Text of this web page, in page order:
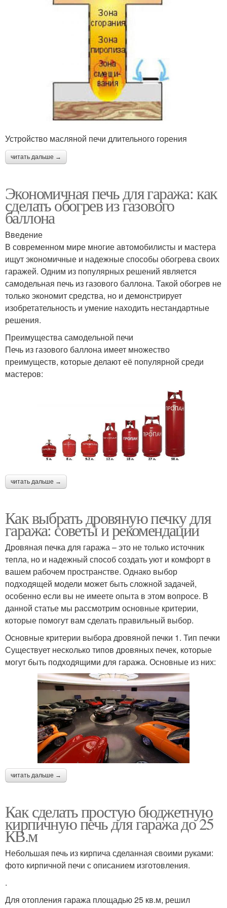
Устройство масляной печи длительного горения
читать дальше →
Экономичная печь для гаража: как
сделать обогрев из газового
баллона
Введение
В современном мире многие автомобилисты и мастера
ищут экономичные и надежные способы обогрева своих
гаражей. Одним из популярных решений является
самодельная печь из газового баллона. Такой обогрев не
только экономит средства, но и демонстрирует
изобретательность и умение находить нестандартные
решения.
Преимущества самодельной печи
Печь из газового баллона имеет множество
преимуществ, которые делают её популярной среди
мастеров:
читать дальше →
Как выбрать дровяную печку для
гаража: советы и рекомендации
Дровяная печка для гаража – это не только источник
тепла, но и надежный способ создать уют и комфорт в
вашем рабочем пространстве. Однако выбор
подходящей модели может быть сложной задачей,
особенно если вы не имеете опыта в этом вопросе. В
данной статье мы рассмотрим основные критерии,
которые помогут вам сделать правильный выбор.
Основные критерии выбора дровяной печки 1. Тип печки
Существует несколько типов дровяных печек, которые
могут быть подходящими для гаража. Основные из них:
читать дальше →
Как сделать простую бюджетную
кирпичную печь для гаража до 25
КВ.м
Небольшая печь из кирпича сделанная своими руками:
фото кирпичной печи с описанием изготовления.
.
Для отопления гаража площадью 25 кв.м, решил